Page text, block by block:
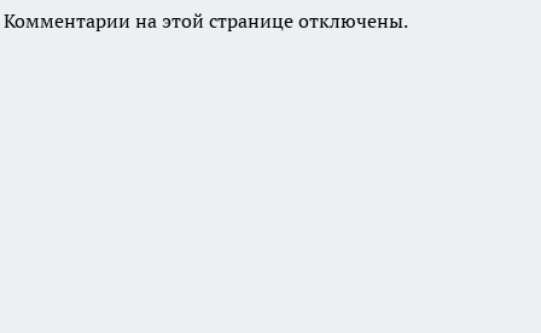
Комментарии на этой странице отключены.